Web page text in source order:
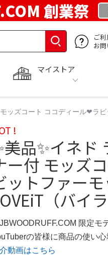
創業祭
ご
お
マイストア
ッズコート ココディール❤︎ラ
!
美品✨イネド
ー付 モッズ
ットファー
（バイ
限定モ
の皆様に商品の使い
動画はこちら